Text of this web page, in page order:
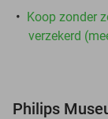
Koop zonder
verzekerd
Philips